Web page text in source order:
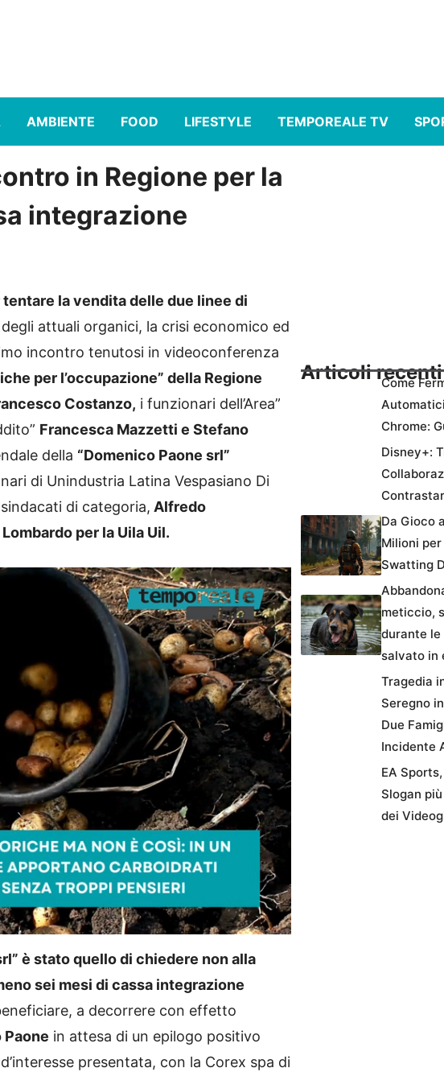
AMBIENTE FOOD LIFESTYLE TEMPOREALE TV
in Regione per la
integrazione
la vendita delle due linee di
attuali organici, la crisi economico ed
incontro tenutosi in videoconferenza
per l’occupazione” della Regione
Costanzo, i funzionari dell’Area”
Francesca Mazzetti e Stefano
della “Domenico Paone srl”
di Unindustria Latina Vespasiano Di
di categoria, Alfredo
per la Uila Uil.
è stato quello di chiedere non alla
sei mesi di cassa integrazione
a decorrere con effetto
in attesa di un epilogo positivo
presentata, con la Corex spa di
Articoli recenti
Come
Chrome:
Disney+:
Da Gioco
Milioni
Swatting
meticcio,
durante le
salvato in
Tragedia
Seregno
Due
Incidente
EA
Slogan
dei